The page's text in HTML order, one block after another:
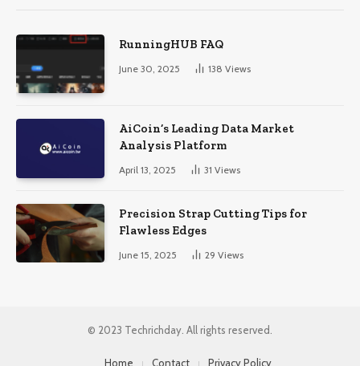
RunningHUB FAQ
June 30, 2025 138 Views
AiCoin’s Leading Data Market
Analysis Platform
April 13, 2025 31 Views
Precision Strap Cutting Tips for
Flawless Edges
June 15, 2025 29 Views
© 2023 Techrichday. All rights reserved.
Home Contact Privacy Policy